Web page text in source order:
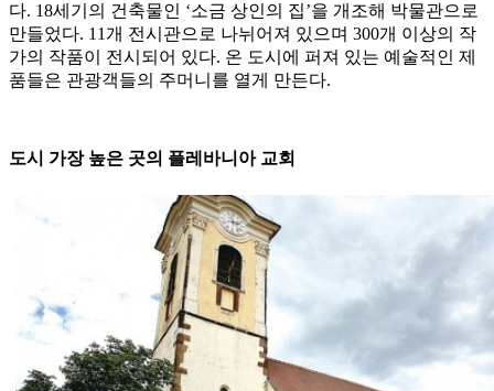
다. 18세기의 건축물인 ‘소금 상인의 집’을 개조해 박물관으로
만들었다. 11개 전시관으로 나뉘어져 있으며 300개 이상의 작
가의 작품이 전시되어 있다. 온 도시에 퍼져 있는 예술적인 제
품들은 관광객들의 주머니를 열게 만든다.
도시 가장 높은 곳의 플레바니아 교회